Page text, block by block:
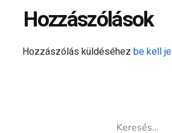
Hozzászólások
Hozzászólás küldéséhezbe kell